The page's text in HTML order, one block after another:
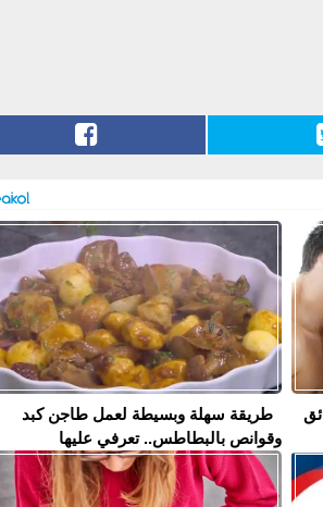
طريقة سهلة وبسيطة لعمل طاجن كبد
وقوانص بالبطاطس.. تعرفي عليها